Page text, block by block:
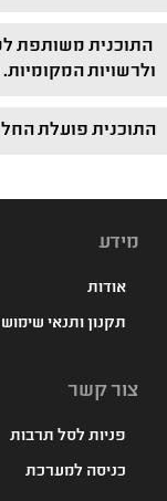
התוכנית משותפת
ולרשויות המקומיות.
התוכנית פועלת החל
מידע
אודות
תקנון ותנאי שימוש
צור קשר
פניות לסל תרבות
כניסה למערכת